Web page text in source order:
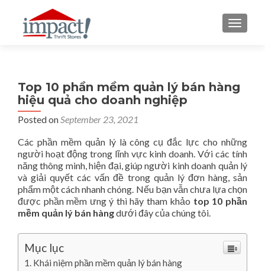
Top 10 phần mềm quản lý bán hàng
hiệu quả cho doanh nghiệp
Posted onSeptember 23, 2021
Các phần mềm quản lý là công cụ đắc lực cho những
người hoạt động trong lĩnh vực kinh doanh. Với các tính
năng thông minh, hiện đại, giúp người kinh doanh quản lý
và giải quyết các vấn đề trong quản lý đơn hàng, sản
phẩm một cách nhanh chóng. Nếu bạn vẫn chưa lựa chọn
được phần mềm ưng ý thì hãy tham khảo top 10 phần
mềm quản lý bán hàngdưới đây của chúng tôi.
Mục lục
Khái niệm phần mềm quản lý bán hàng